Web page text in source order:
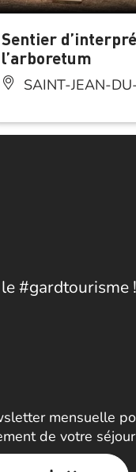
Sentier
l’arboretum
SAINT-JEAN-
#gardtourisme !
mensuelle
de votre